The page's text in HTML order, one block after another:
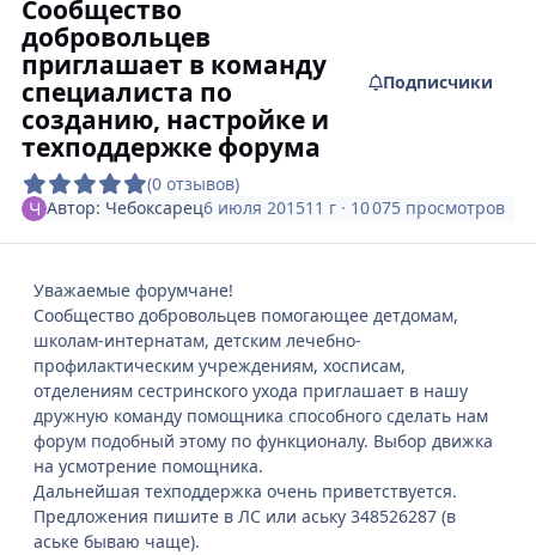
Сообщество
добровольцев
приглашает в команду
специалиста по
созданию, настройке и
техподдержке форума
(0 отзывов)
Подписчики
Автор: Чебоксарец6 июля 201511 г · 10 075 просмотров
Уважаемые форумчане!
Сообщество добровольцев помогающее детдомам,
школам-интернатам, детским лечебно-
профилактическим учреждениям, хосписам,
отделениям сестринского ухода приглашает в нашу
дружную команду помощника способного сделать нам
форум подобный этому по функционалу. Выбор движка
на усмотрение помощника.
Дальнейшая техподдержка очень приветствуется.
Предложения пишите в ЛС или аську 348526287 (в
аське бываю чаще).